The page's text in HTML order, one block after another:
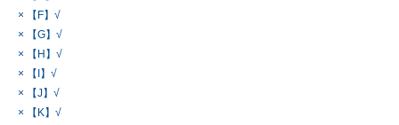
× 【F】√
× 【G】√
× 【H】√
× 【I】√
× 【J】√
× 【K】√